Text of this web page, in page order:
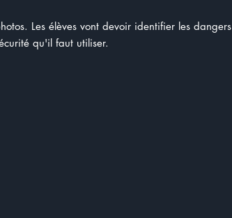
Les élèves vont devoir identifier les dangers
qu'il faut utiliser.